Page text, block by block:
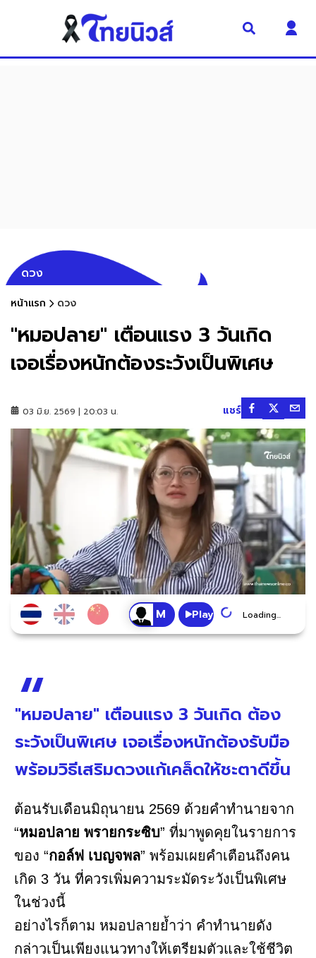
ดวง
หน้าแรก ดวง
"หมอปลาย" เตือนแรง 3 วันเกิด
เจอเรื่องหนักต้องระวังเป็นพิเศษ
03 มิ.ย. 2569 | 20:03 น. แชร์
Play Loading...
"หมอปลาย" เตือนแรง 3 วันเกิด ต้อง
ระวังเป็นพิเศษ เจอเรื่องหนักต้องรับมือ
พร้อมวิธีเสริมดวงแก้เคล็ดให้ชะตาดีขึ้น
ต้อนรับเดือนมิถุนายน 2569 ด้วยคำทำนายจาก
“หมอปลาย พรายกระซิบ” ที่มาพูดคุยในรายการ
ของ “กอล์ฟ เบญจพล” พร้อมเผยคำเตือนถึงคน
เกิด 3 วัน ที่ควรเพิ่มความระมัดระวังเป็นพิเศษ
ในช่วงนี้
อย่างไรก็ตาม หมอปลายย้ำว่า คำทำนายดัง
กล่าวเป็นเพียงแนวทางให้เตรียมตัวและใช้ชีวิต